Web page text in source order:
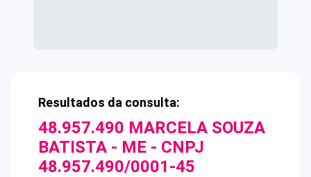
Resultados da consulta:
48.957.490 MARCELA SOUZA
BATISTA - ME - CNPJ
48.957.490/0001-45